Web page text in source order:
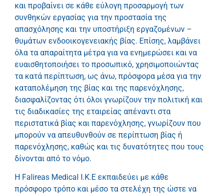
και προβαίνει σε κάθε εύλογη προσαρμογή των
συνθηκών εργασίας για την προστασία της
απασχόλησης και την υποστήριξη εργαζομένων –
θυμάτων ενδοοικογενειακής βίας. Επίσης, λαμβάνει
όλα τα απαραίτητα μέτρα για να ενημερώσει και να
ευαισθητοποιήσει το προσωπικό, χρησιμοποιώντας
τα κατά περίπτωση, ως άνω, πρόσφορα μέσα για την
καταπολέμηση της βίας και της παρενόχλησης,
διασφαλίζοντας ότι όλοι γνωρίζουν την πολιτική και
τις διαδικασίες της εταιρείας απέναντι στα
περιστατικά βίας και παρενόχλησης, γνωρίζουν που
μπορούν να απευθυνθούν σε περίπτωση βίας ή
παρενόχλησης, καθώς και τις δυνατότητες που τους
δίνονται από το νόμο.
Η Falireas Medical I.K.E εκπαιδεύει με κάθε
πρόσφορο τρόπο και μέσο τα στελέχη της ώστε να